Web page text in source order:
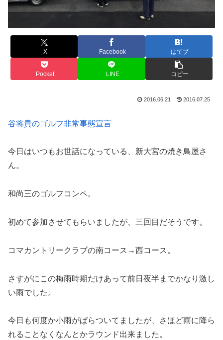
X Facebook はてブ
Pocket LINE コピー
2016.06.21 2016.07.25
谷将貴のゴルフ非常事態宣言
今日はいつもお世話になっている、新大宮の焼き鳥屋さ
ん。
和尚三のゴルフコンペ。
初めて参加させてもらいましたが、三回目だそうです。
コマカントリークラブの南コース→西コース。
さすがにこの梅雨時期だけあって前日夜半までかなり激し
い雨でした。
今日も何度か小雨がぱらついてましたが、さほど雨に降ら
れることなくなんとかラウンド出来ました。